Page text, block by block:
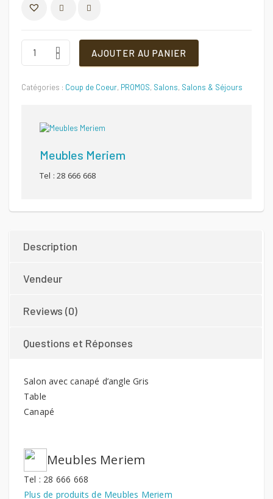
prix
initial
était :
actuel
est :
Salon
avec
canapé
AJOUTER AU PANIER
Catégories : Coup de Coeur, PROMOS, Salons, Salons & Séjours
Meubles Meriem
Tel : 28 666 668
Description
Vendeur
Reviews (0)
Questions et Réponses
Salon avec canapé d’angle Gris
Table
Canapé
Meubles Meriem
Tel : 28 666 668
Plus de produits de Meubles Meriem